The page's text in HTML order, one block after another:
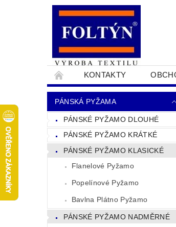
KONTAKTY
PRO OBCHODNÍKY
PÁNSKÁ PYŽAMA
PÁNSKÉ PYŽAMO DLOUHÉ
PÁNSKÉ PYŽAMO KRÁTKÉ
PÁNSKÉ PYŽAMO KLASICKÉ
Flanelové Pyžamo
Popelínové Pyžamo
Bavlna Plátno Pyžamo
PÁNSKÉ PYŽAMO NADMĚRNÉ